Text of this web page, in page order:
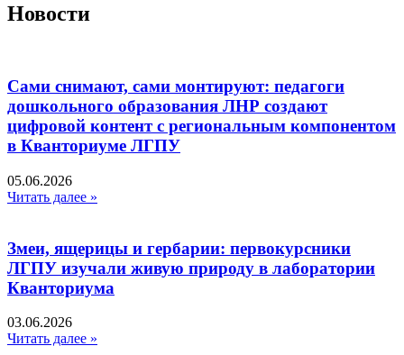
Новости
Сами снимают, сами монтируют: педагоги
дошкольного образования ЛНР создают
цифровой контент с региональным компонентом
в Кванториуме ЛГПУ​
05.06.2026
Читать далее »
Змеи, ящерицы и гербарии: первокурсники
ЛГПУ изучали живую природу в лаборатории
Кванториума
03.06.2026
Читать далее »